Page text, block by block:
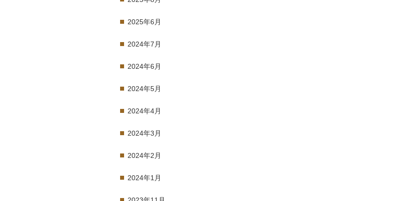
2025年6月
2024年7月
2024年6月
2024年5月
2024年4月
2024年3月
2024年2月
2024年1月